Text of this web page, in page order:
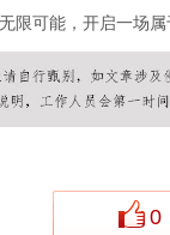
限可能，开启一场
0